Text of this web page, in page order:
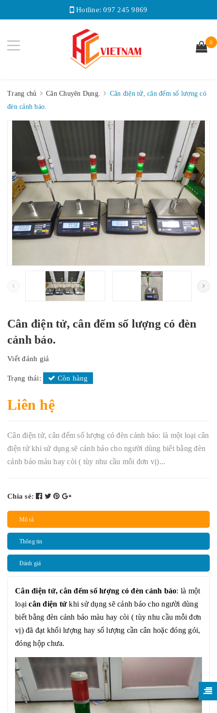
Hotline:097 245 9869
0
Trang chủ Cân Chuyên Dụng.
Cân điện tử, cân đếm số lượng có
đèn cảnh báo.
Cân điện tử, cân đếm số lượng có đèn
cảnh báo.
Viết đánh giá
Trạng thái: Còn hàng
Liên hệ
Cân điện tử, cân đếm số lượng có đèn cảnh báo: là một loại cân
điện tử khi sử dụng sẽ cảnh báo cho người dùng biết bằng đèn
cảnh báo màu hay còi ( tùy nhu cầu mỗi đơn vị)...
Chia sẻ:
Mô tả
Thông tin
Đánh giá
Cân điện tử, cân đếm số lượng có đèn cảnh báo: là một
loạicân điện tử khi sử dụng sẽ cảnh báo cho người dùng
biết bằng đèn cảnh báo màu hay còi ( tùy nhu cầu mỗi đơn
vị) đã đạt khối lượng hay số lượng cần cân hoặc đóng gói,
đóng hộp chưa.